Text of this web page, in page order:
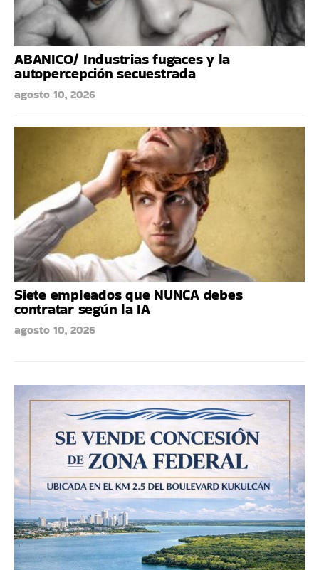
ABANICO/ Industrias fugaces y la
autopercepción secuestrada
agosto 10, 2026
Siete empleados que NUNCA debes
contratar según la IA
agosto 10, 2026